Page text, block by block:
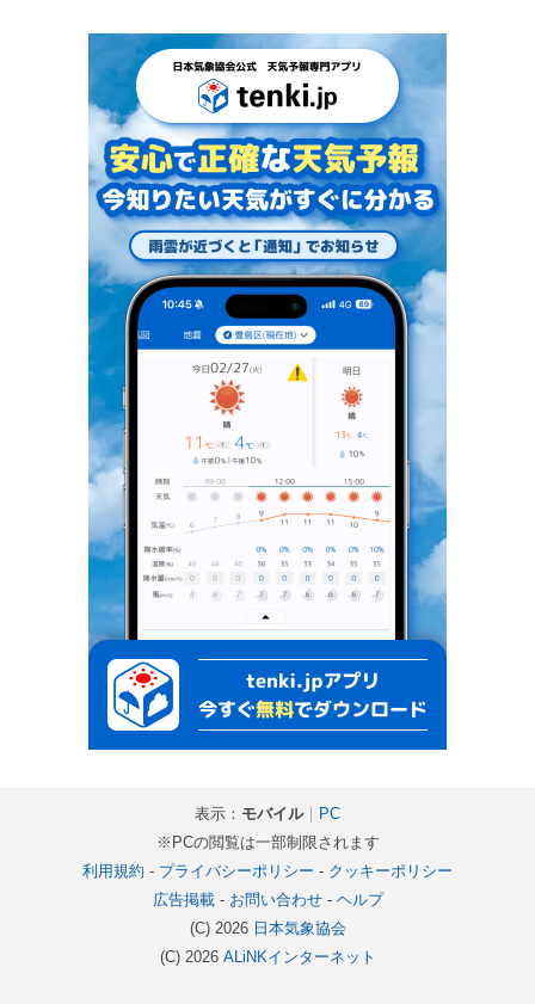
表示： モバイル｜ PC
※PCの閲覧は一部制限されます
利用規約 - プライバシーポリシー - クッキーポリシー
広告掲載- お問い合わせ- ヘルプ
(C) 2026 日本気象協会
(C) 2026 ALiNKインターネット